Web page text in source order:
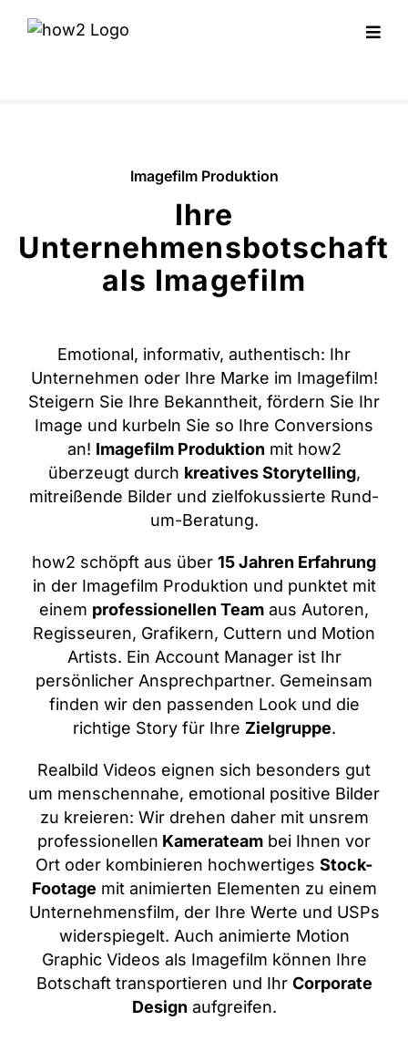
Imagefilm Produktion
Ihre
Unternehmensbotschaft
als Imagefilm
Emotional, informativ, authentisch: Ihr
Unternehmen oder Ihre Marke im Imagefilm!
Steigern Sie Ihre Bekanntheit, fördern Sie Ihr
Image und kurbeln Sie so Ihre Conversions
an! Imagefilm Produktion mit how2
überzeugt durch kreatives Storytelling,
mitreißende Bilder und zielfokussierte Rund-
um-Beratung.
how2 schöpft aus über 15 Jahren Erfahrung
in der Imagefilm Produktion und punktet mit
einem professionellen Team aus Autoren,
Regisseuren, Grafikern, Cuttern und Motion
Artists. Ein Account Manager ist Ihr
persönlicher Ansprechpartner. Gemeinsam
finden wir den passenden Look und die
richtige Story für Ihre Zielgruppe.
Realbild Videos eignen sich besonders gut
um menschennahe, emotional positive Bilder
zu kreieren: Wir drehen daher mit unsrem
professionellen Kamerateam bei Ihnen vor
Ort oder kombinieren hochwertiges Stock-
Footage mit animierten Elementen zu einem
Unternehmensfilm, der Ihre Werte und USPs
widerspiegelt. Auch animierte Motion
Graphic Videos als Imagefilm können Ihre
Botschaft transportieren und Ihr Corporate
Design aufgreifen.
Portfolio